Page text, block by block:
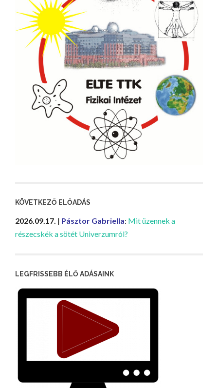
KÖVETKEZŐ ELŐADÁS
2026.09.17. | Pásztor Gabriella: Mit üzennek a
részecskék a sötét Univerzumról?
LEGFRISSEBB ÉLŐ ADÁSAINK